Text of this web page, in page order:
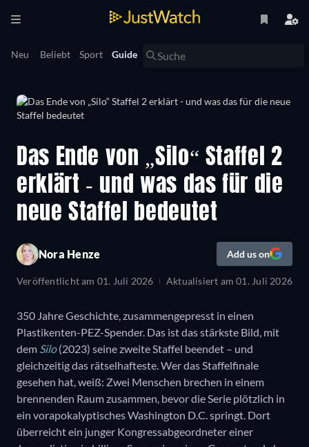
Neu Beliebt Sport Guide
Das Ende von „Silo“ Staffel 2
erklärt - und was das für die
neue Staffel bedeutet
Nora Henze Add us on
Veröffentlicht am 01. Juli 2026 Aktualisiert am01. Juli 2026
350 Jahre Geschichte, zusammengepresst in einen
Plastikenten-PEZ-Spender. Das ist das stärkste Bild, mit
dem Silo (2023) seine zweite Staffel beendet – und
gleichzeitig das rätselhafteste. Wer das Staffelfinale
gesehen hat, weiß: Zwei Menschen brechen in einem
brennenden Raum zusammen, bevor die Serie plötzlich in
ein vorapokalyptisches Washington D.C. springt. Dort
überreicht ein junger Kongressabgeordneter einer